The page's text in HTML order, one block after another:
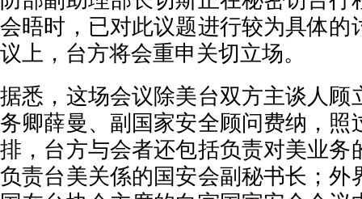
会晤时，已对此议题进行较为具体的
议上，台方将会重申关切立场。
据悉，这场会议除美台双方主谈人顾
务卿薛曼、副国家安全顾问费纳，照
排，台方与会者还包括负责对美业务
负责台美关係的国安会副秘书长；外